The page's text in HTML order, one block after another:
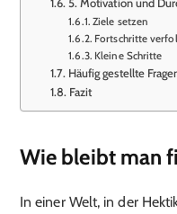
5. Motivation und
Ziele setzen
Fortschritte
Kleine Schritte
Häufig gestellte
Fazit
Wie bleibt man
In einer Welt, in der